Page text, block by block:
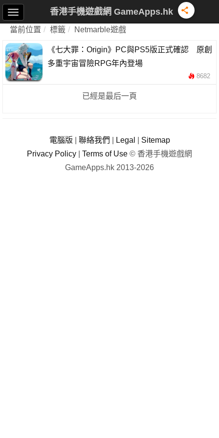
香港手機遊戲網 GameApps.hk
當前位置 標籤 Netmarble遊戲
《七大罪：Origin》PC與PS5版正式確認 原創
多重宇宙冒險RPG年內登場
8682
已經是最后一頁
電腦版 聯絡我們 Legal
Sitemap
Privacy Policy
Terms of Use © 香港手機遊戲網
GameApps.hk 2013-2026